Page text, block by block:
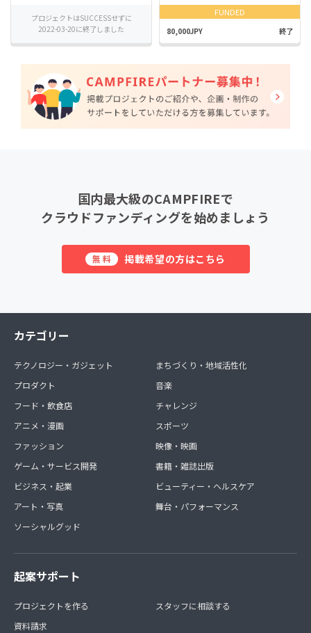
プロジェクトはSUCCESSせずに
2022-03-20に終了しました
FUNDED
80,000JPY 終了
国内最大級のCAMPFIREで
クラウドファンディングを始めましょう
無料 掲載希望の方はこちら
カテゴリー
テクノロジー・ガジェット
プロダクト
フード・飲食店
アニメ・漫画
ファッション
ゲーム・サービス開発
ビジネス・起業
アート・写真
ソーシャルグッド
まちづくり・地域活性化
音楽
チャレンジ
スポーツ
映像・映画
書籍・雑誌出版
ビューティー・ヘルスケア
舞台・パフォーマンス
起案サポート
プロジェクトを作る
資料請求
スタッフに相談する